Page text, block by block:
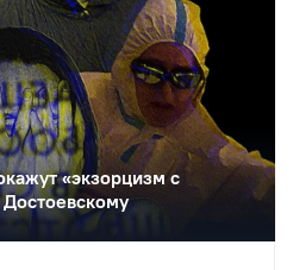
«экзорцизм с